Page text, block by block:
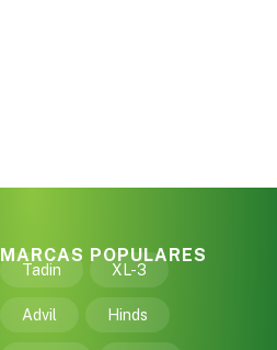
MARCAS POPULARES
Tadin XL-3
Advil Hinds